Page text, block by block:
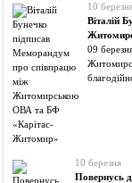
10
Віталій
09
10 березня
Повернусь